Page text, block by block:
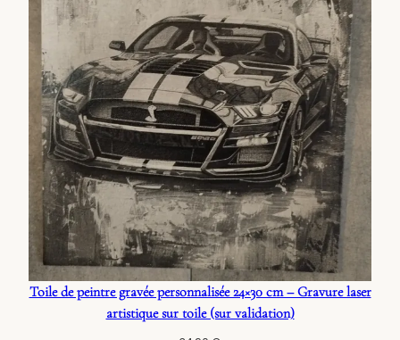
Toile de peintre gravée personnalisée 24×30 cm – Gravure laser
artistique sur toile (sur validation)